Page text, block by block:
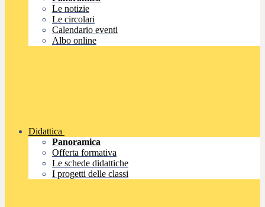
Le notizie
Le circolari
Calendario eventi
Albo online
Didattica
Panoramica
Offerta formativa
Le schede didattiche
I progetti delle classi